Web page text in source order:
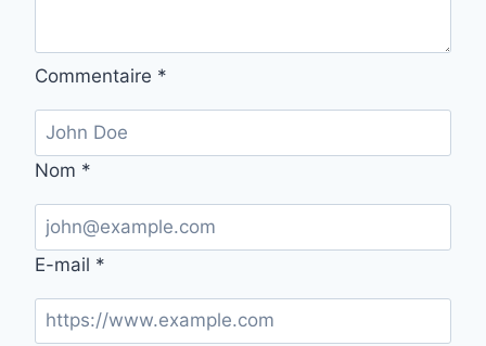
Commentaire *
Nom *
E-mail *